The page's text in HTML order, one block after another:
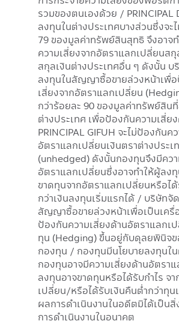
รวมของตนเองด้วย / PRINCIPAL
ลงทุนในต่างประเทศบางส่วนซึ่งจะ
79 ของมูลค่าทรัพย์สินสุทธิ จึงอาจ
ความเสี่ยงจากอัตราแลกเปลี่ยนสกุ
สกุลเงินต่างประเทศอื่น ๆ ดังนั้น บ
ลงทุนในสัญญาซื้อขายล่วงหน้าเพื่
เสี่ยงจากอัตราแลกเปลี่ยน
กว่าร้อยละ 90 ของมูลค่าทรัพย์สิน
ต่างประเทศ เพื่อป้องกันความเสี่ย
PRINCIPAL GIFUH จะไม่ป้องกันค
อัตราแลกเปลี่ยนเงินตราต่างประเ
(unhedged) ดังนั้นกองทุนจึงมีคว
อัตราแลกเปลี่ยนซึ่งอาจทำให้ผู้ลง
ขาดทุนจากอัตราแลกเปลี่ยนหรือไ
กว่าเงินลงทุนเริ่มแรกได้ / บริษัทจั
สัญญาซื้อขายล่วงหน้าเพื่อเป็นเครื่
ป้องกันความเสี่ยงด้านอัตราแลกเ
ทุน (Hedging) ขึ้นอยู่กับดุลยพินิจ
กองทุน / กองทุนมีนโยบายลงทุนใน
กองทุนอาจมีความเสี่ยงด้านอัตรา
ลงทุนอาจขาดทุนหรือได้รับกำไร จ
เปลี่ยน/หรือได้รับเงินคืนต่ำกว่าทุน
ผลการดำเนินงานในอดีตมิได้เป็น
การดำเนินงานในอนาคต